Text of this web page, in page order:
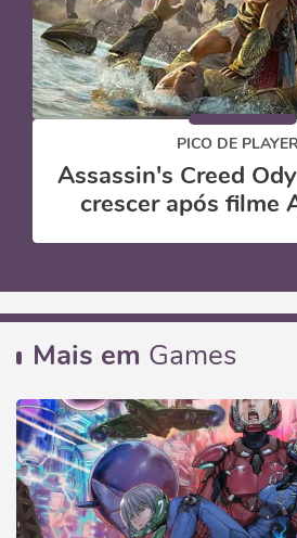
PICO DE
Assassin's Creed
crescer após filme
Mais em Games